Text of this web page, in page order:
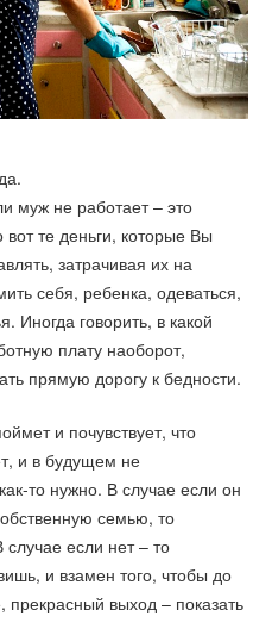
муж не работает – это
вот те деньги, которые Вы
затрачивая их на
себя, ребенка, одеваться,
Иногда говорить, в какой
плату наоборот,
прямую дорогу к бедности.
и почувствует, что
и в будущем не
то нужно. В случае если он
семью, то
если нет – то
и взамен того, чтобы до
прекрасный выход – показать